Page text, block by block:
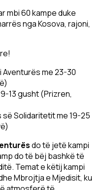
mbi 60 kampe duke
nga Kosova, rajoni,
Aventurës me 23-30
13 gusht (Prizren,
së Solidaritetit me 19-25
do të jetë kampi
do të bëj bashkë të
Temat e këtij kampi
Mbrojtja e Mjedisit, ku